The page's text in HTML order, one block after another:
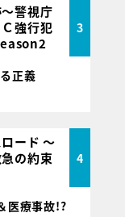
警視庁
強行犯
3
正義
ード ～
の約束
4
医療事故!?